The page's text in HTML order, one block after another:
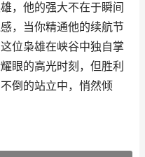
，他的强大不在于瞬间
，当你精通他的续航节
位枭雄在峡谷中独自掌
眼的高光时刻，但胜利
倒的站立中，悄然倾